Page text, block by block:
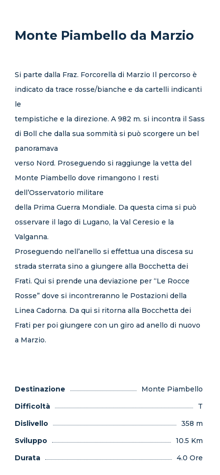
Monte Piambello da Marzio
Si parte dalla Fraz. Forcorella di Marzio Il percorso è
indicato da trace rosse/bianche e da cartelli indicanti
le
tempistiche e la direzione. A 982 m. si incontra il Sass
di Boll che dalla sua sommità si può scorgere un bel
panoramava
verso Nord. Proseguendo si raggiunge la vetta del
Monte Piambello dove rimangono I resti
dell’Osservatorio militare
della Prima Guerra Mondiale. Da questa cima si può
osservare il lago di Lugano, la Val Ceresio e la
Valganna.
Proseguendo nell’anello si effettua una discesa su
strada sterrata sino a giungere alla Bocchetta dei
Frati. Qui si prende una deviazione per “Le Rocce
Rosse” dove si incontreranno le Postazioni della
Linea Cadorna. Da qui si ritorna alla Bocchetta dei
Frati per poi giungere con un giro ad anello di nuovo
a Marzio.
Destinazione
Monte Piambello
Difficoltà
T
Dislivello
358 m
Sviluppo
10.5 Km
Durata
4.0 Ore